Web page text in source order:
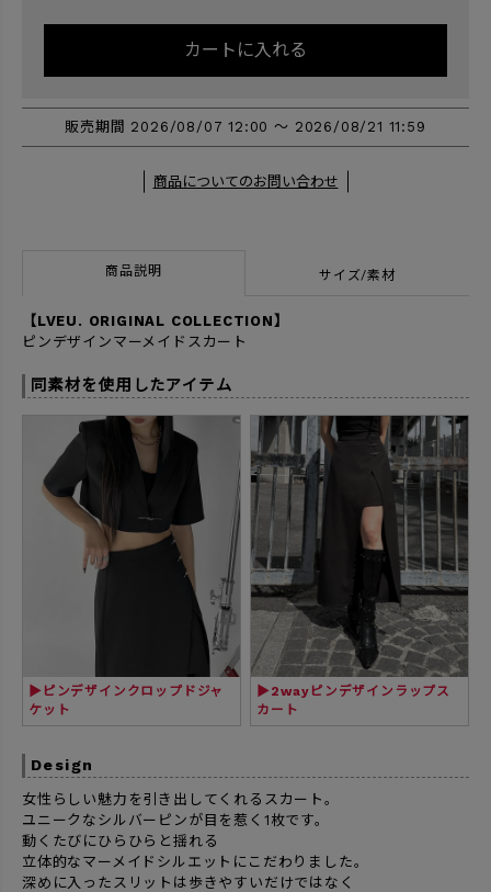
カートに入れる
販売期間 2026/08/07 12:00〜 2026/08/21 11:59
商品についてのお問い合わせ
商品説明 サイズ/素材
【LVEU. ORIGINAL COLLECTION】
ピンデザインマーメイドスカート
同素材を使用したアイテム
▶ピンデザインクロップドジャ
ケット
▶2wayピンデザインラップス
カート
Design
女性らしい魅力を引き出してくれるスカート。
ユニークなシルバーピンが目を惹く1枚です。
動くたびにひらひらと揺れる
立体的なマーメイドシルエットにこだわりました。
深めに入ったスリットは歩きやすいだけではなく